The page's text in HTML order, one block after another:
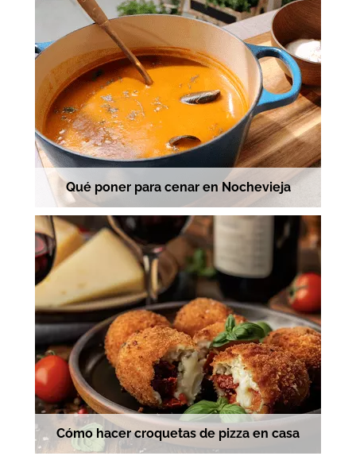
Qué poner para cenar en Nochevieja
Cómo hacer croquetas de pizza en casa